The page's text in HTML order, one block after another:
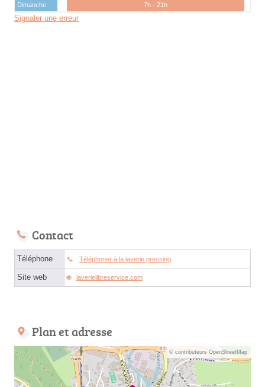
Dimanche
7h - 21h
Signaler une erreur
Contact
Téléphone Téléphoner à la laverie pressing
Site web laverielibreservice.com
Plan et adresse
© contributeurs OpenStreetMap